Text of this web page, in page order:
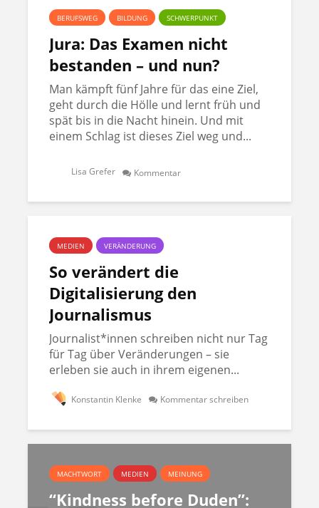
BERUFSWEG BILDUNG SCHWERPUNKT
Jura: Das Examen nicht
bestanden – und nun?
Man kämpft fünf Jahre für das eine Ziel,
geht durch die Hölle und lernt früh und
spät bis in die Nacht hinein. Und mit
einem Schlag ist dieses Ziel weg und...
Lisa Grefer Kommentar
MEDIEN VERÄNDERUNG
So verändert die
Digitalisierung den
Journalismus
Journalist*innen schreiben nicht nur Tag
für Tag über Veränderungen – sie
erleben sie auch in ihrem eigenen...
Konstantin Klenke Kommentar schreiben
MACHTWORT MEDIEN MEINUNG
“Kindness before Duden”: